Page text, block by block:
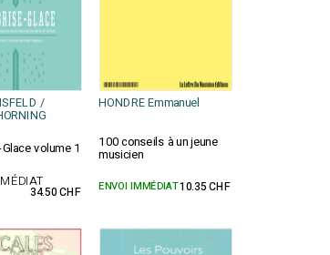
/
HONDRE Emmanuel
volume 1 100 conseils à un jeune
musicien
34.50 CHF ENVOI IMMÉDIAT10.35 CHF